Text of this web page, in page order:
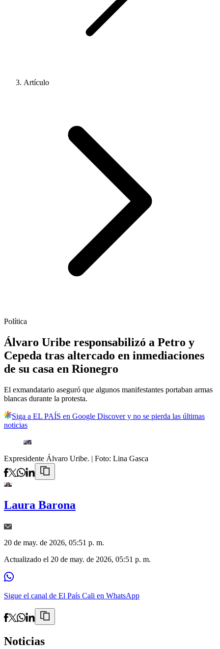
Artículo
Política
Álvaro Uribe responsabilizó a Petro y
Cepeda tras altercado en inmediaciones
de su casa en Rionegro
El exmandatario aseguró que algunos manifestantes portaban armas
blancas durante la protesta.
Siga a EL PAÍS en Google Discover y no se pierda las últimas
noticias
Expresidente Álvaro Uribe. | Foto: Lina Gasca
Laura Barona
20 de may. de 2026, 05:51 p. m.
Actualizado el 20 de may. de 2026, 05:51 p. m.
Sigue el canal de El País Cali en WhatsApp
Noticias